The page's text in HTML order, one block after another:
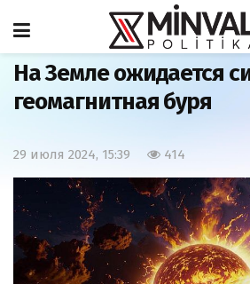
Главная Общество
На Земле ожидается
геомагнитная буря
29 июля 2024, 15:39 414